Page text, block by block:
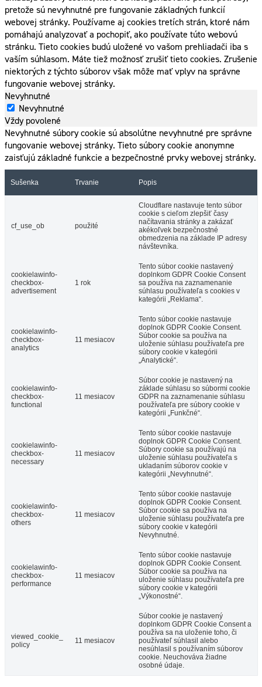
pretože sú nevyhnutné pre fungovanie základných funkcií
webovej stránky. Používame aj cookies tretích strán, ktoré nám
pomáhajú analyzovať a pochopiť, ako používate túto webovú
stránku. Tieto cookies budú uložené vo vašom prehliadači iba s
vaším súhlasom. Máte tiež možnosť zrušiť tieto cookies. Zrušenie
niektorých z týchto súborov však môže mať vplyv na správne
fungovanie webovej stránky.
Nevyhnutné
Nevyhnutné
Vždy povolené
Nevyhnutné súbory cookie sú absolútne nevyhnutné pre správne
fungovanie webovej stránky. Tieto súbory cookie anonymne
zaisťujú základné funkcie a bezpečnostné prvky webovej stránky.
Sušenka Trvanie Popis
cf_use_ob použité
Cloudflare nastavuje tento súbor
cookie s cieľom zlepšiť časy
načítavania stránky a zakázať
akékoľvek bezpečnostné
obmedzenia na základe IP adresy
návštevníka.
cookielawinfo-
checkbox-
advertisement
1 rok
Tento súbor cookie nastavený
doplnkom GDPR Cookie Consent
sa používa na zaznamenanie
súhlasu používateľa s cookies v
kategórii „Reklama“.
cookielawinfo-
checkbox-
analytics
11 mesiacov
Tento súbor cookie nastavuje
doplnok GDPR Cookie Consent.
Súbor cookie sa používa na
uloženie súhlasu používateľa pre
súbory cookie v kategórii
„Analytické“.
cookielawinfo-
checkbox-
functional
11 mesiacov
Súbor cookie je nastavený na
základe súhlasu so súbormi cookie
GDPR na zaznamenanie súhlasu
používateľa pre súbory cookie v
kategórii „Funkčné“.
cookielawinfo-
checkbox-
necessary
11 mesiacov
Tento súbor cookie nastavuje
doplnok GDPR Cookie Consent.
Súbory cookie sa používajú na
uloženie súhlasu používateľa s
ukladaním súborov cookie v
kategórii „Nevyhnutné“.
cookielawinfo-
checkbox-
others
11 mesiacov
Tento súbor cookie nastavuje
doplnok GDPR Cookie Consent.
Súbor cookie sa používa na
uloženie súhlasu používateľa pre
súbory cookie v kategórii
Nevyhnutné.
cookielawinfo-
checkbox-
performance
11 mesiacov
Tento súbor cookie nastavuje
doplnok GDPR Cookie Consent.
Súbor cookie sa používa na
uloženie súhlasu používateľa pre
súbory cookie v kategórii
„Výkonostné“.
viewed_cookie_
policy
11 mesiacov
Súbor cookie je nastavený
doplnkom GDPR Cookie Consent a
používa sa na uloženie toho, či
používateľ súhlasil alebo
nesúhlasil s používaním súborov
cookie. Neuchováva žiadne
osobné údaje.